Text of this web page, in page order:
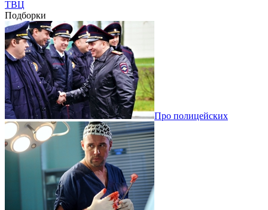
ТВЦ
Подборки
Про полицейских